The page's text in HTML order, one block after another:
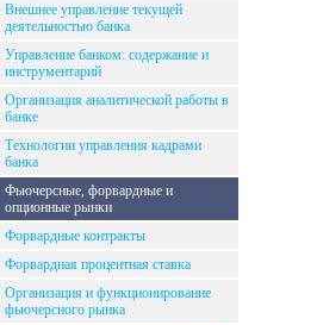
Внешнее управление текущей
деятельностью банка
Управление банком: содержание и
инструментарий
Организация аналитической работы в
банке
Технологии управления кадрами
банка
Фьючерсные, форвардные и
опционные рынки
Форвардные контракты
Форвардная процентная ставка
Организация и функционирование
фьючерсного рынка